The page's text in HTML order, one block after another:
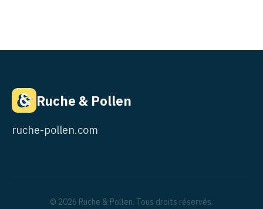
Ruche & Pollen
ruche-pollen.com
© 2026 Ruche & Pollen. Tous droits réservés.